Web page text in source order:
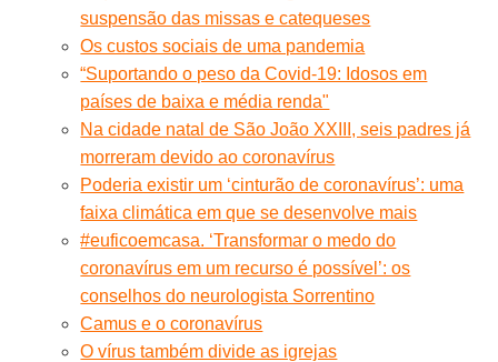
suspensão das missas e catequeses
Os custos sociais de uma pandemia
“Suportando o peso da Covid-19: Idosos em
países de baixa e média renda"
Na cidade natal de São João XXIII, seis padres já
morreram devido ao coronavírus
Poderia existir um ‘cinturão de coronavírus’: uma
faixa climática em que se desenvolve mais
#euficoemcasa. ‘Transformar o medo do
coronavírus em um recurso é possível’: os
conselhos do neurologista Sorrentino
Camus e o coronavírus
O vírus também divide as igrejas